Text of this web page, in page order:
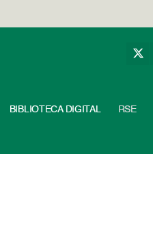
BIBLIOTECA DIGITAL RSE